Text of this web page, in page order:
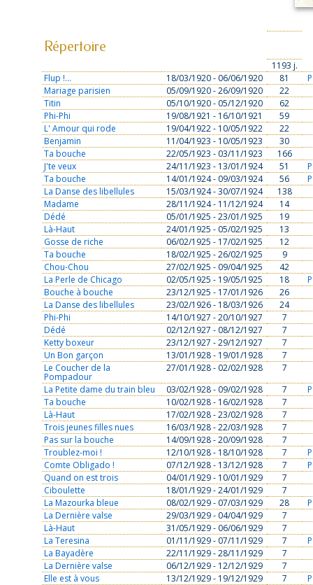
Répertoire
1193 j.
Flup !...
18/03/1920 - 06/06/1920 81
P
Mariage parisien
05/09/1920 - 26/09/1920
22
Titin
05/10/1920 - 05/12/1920
62
Phi-Phi
19/08/1921 - 16/10/1921
59
L' Amour qui rode
19/04/1922 - 10/05/1922
22
Benjamin
11/04/1923 - 10/05/1923
30
Ta bouche
22/05/1923 - 03/11/1923
166
J'te veux
24/11/1923 - 13/01/1924 51
P
Ta bouche
14/01/1924 - 09/03/1924 56
P
La Danse des libellules
15/03/1924 - 30/07/1924
138
Madame
28/11/1924 - 11/12/1924
14
Dédé
05/01/1925 - 23/01/1925
19
Là-Haut
24/01/1925 - 05/02/1925
13
Gosse de riche
06/02/1925 - 17/02/1925
12
Ta bouche
18/02/1925 - 26/02/1925
9
Chou-Chou
27/02/1925 - 09/04/1925
42
La Perle de Chicago
02/05/1925 - 19/05/1925 18
P
Bouche à bouche
23/12/1925 - 17/01/1926
26
La Danse des libellules
23/02/1926 - 18/03/1926
24
Phi-Phi
14/10/1927 - 20/10/1927
7
Dédé
02/12/1927 - 08/12/1927
7
Ketty boxeur
23/12/1927 - 29/12/1927
7
Un Bon garçon
13/01/1928 - 19/01/1928
7
Le Coucher de la
Pompadour
27/01/1928 - 02/02/1928
7
La Petite dame du train bleu
03/02/1928 - 09/02/1928 7
P
Ta bouche
10/02/1928 - 16/02/1928
7
Là-Haut
17/02/1928 - 23/02/1928
7
Trois jeunes filles nues
16/03/1928 - 22/03/1928
7
Pas sur la bouche
14/09/1928 - 20/09/1928
7
Troublez-moi !
12/10/1928 - 18/10/1928 7
P
Comte Obligado !
07/12/1928 - 13/12/1928 7
P
Quand on est trois
04/01/1929 - 10/01/1929
7
Ciboulette
18/01/1929 - 24/01/1929
7
La Mazourka bleue
08/02/1929 - 07/03/1929 28
P
La Dernière valse
29/03/1929 - 04/04/1929
7
Là-Haut
31/05/1929 - 06/06/1929
7
La Teresina
01/11/1929 - 07/11/1929 7
P
La Bayadère
22/11/1929 - 28/11/1929
7
La Dernière valse
06/12/1929 - 12/12/1929
7
Elle est à vous
13/12/1929 - 19/12/1929 7
P